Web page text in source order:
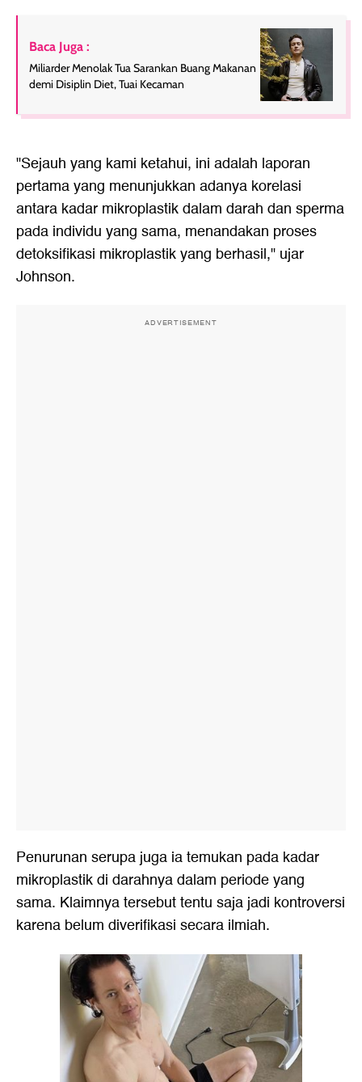
Baca Juga :
Miliarder Menolak Tua Sarankan Buang Makanan
demi Disiplin Diet, Tuai Kecaman
"Sejauh yang kami ketahui, ini adalah laporan
pertama yang menunjukkan adanya korelasi
antara kadar mikroplastik dalam darah dan sperma
pada individu yang sama, menandakan proses
detoksifikasi mikroplastik yang berhasil," ujar
Johnson.
ADVERTISEMENT
Penurunan serupa juga ia temukan pada kadar
mikroplastik di darahnya dalam periode yang
sama. Klaimnya tersebut tentu saja jadi kontroversi
karena belum diverifikasi secara ilmiah.